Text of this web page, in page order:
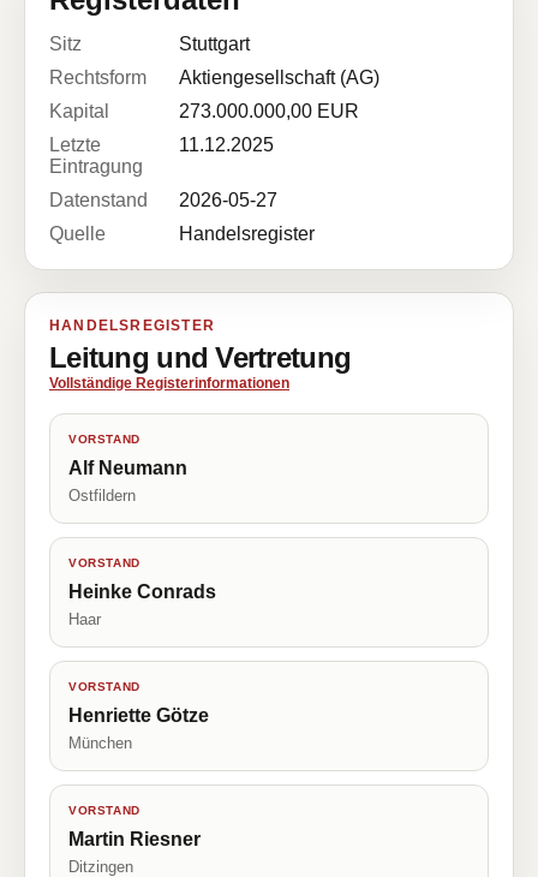
Sitz
Stuttgart
Rechtsform
Aktiengesellschaft (AG)
Kapital
273.000.000,00 EUR
Letzte
Eintragung
11.12.2025
Datenstand
2026-05-27
Quelle
Handelsregister
HANDELSREGISTER
Leitung und Vertretung
Vollständige Registerinformationen
VORSTAND
Alf Neumann
Ostfildern
VORSTAND
Heinke Conrads
Haar
VORSTAND
Henriette Götze
München
VORSTAND
Martin Riesner
Ditzingen